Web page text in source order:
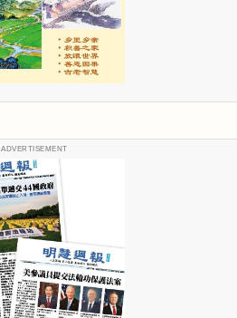
ADVERTISEMENT